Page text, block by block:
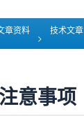
章资料
>
技术文章
意事项